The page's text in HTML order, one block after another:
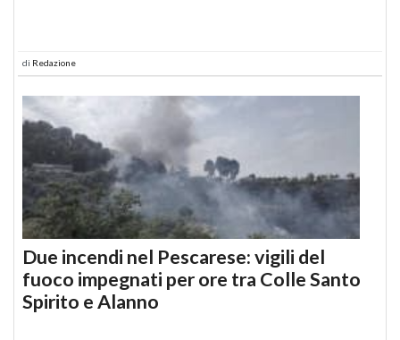
di Redazione
Due incendi nel Pescarese: vigili del
fuoco impegnati per ore tra Colle Santo
Spirito e Alanno